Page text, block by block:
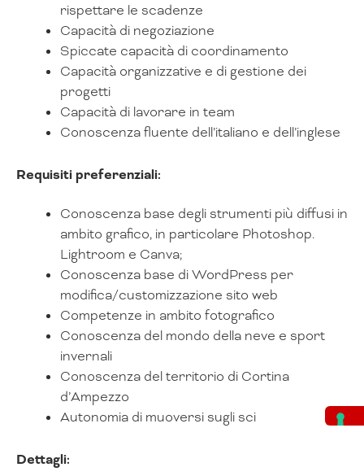
rispettare le scadenze
Capacità di negoziazione
Spiccate capacità di coordinamento
Capacità organizzative e di gestione dei
progetti
Capacità di lavorare in team
Conoscenza fluente dell’italiano e dell’inglese
Requisiti preferenziali:
Conoscenza base degli strumenti più diffusi in
ambito grafico, in particolare Photoshop.
Lightroom e Canva;
Conoscenza base di WordPress per
modifica/customizzazione sito web
Competenze in ambito fotografico
Conoscenza del mondo della neve e sport
invernali
Conoscenza del territorio di Cortina
d’Ampezzo
Autonomia di muoversi sugli sci
Dettagli: